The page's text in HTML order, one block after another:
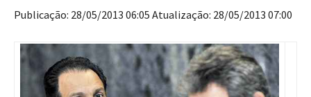
Publicação: 28/05/2013 06:05 Atualização: 28/05/2013 07:00